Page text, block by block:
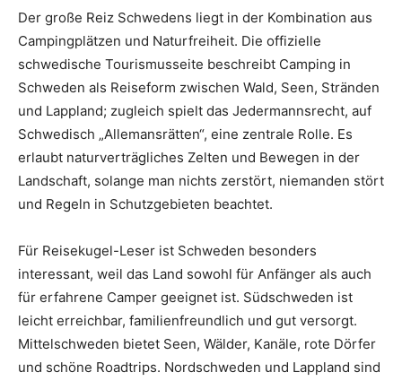
Der große Reiz Schwedens liegt in der Kombination aus
Campingplätzen und Naturfreiheit. Die offizielle
schwedische Tourismusseite beschreibt Camping in
Schweden als Reiseform zwischen Wald, Seen, Stränden
und Lappland; zugleich spielt das Jedermannsrecht, auf
Schwedisch „Allemansrätten“, eine zentrale Rolle. Es
erlaubt naturverträgliches Zelten und Bewegen in der
Landschaft, solange man nichts zerstört, niemanden stört
und Regeln in Schutzgebieten beachtet.
Für Reisekugel-Leser ist Schweden besonders
interessant, weil das Land sowohl für Anfänger als auch
für erfahrene Camper geeignet ist. Südschweden ist
leicht erreichbar, familienfreundlich und gut versorgt.
Mittelschweden bietet Seen, Wälder, Kanäle, rote Dörfer
und schöne Roadtrips. Nordschweden und Lappland sind